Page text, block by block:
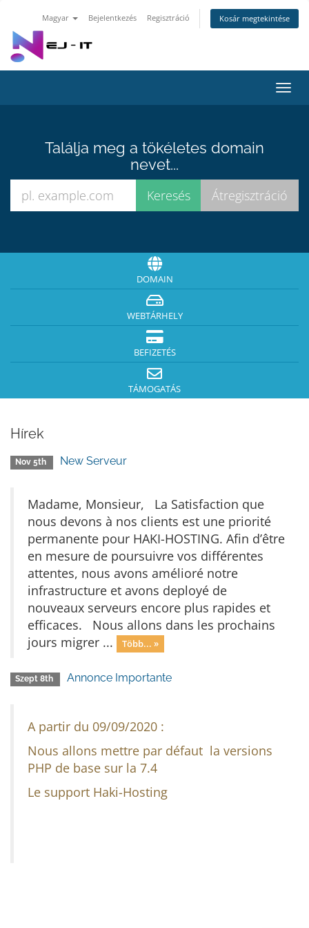
Magyar Bejelentkezés Regisztráció Kosár megtekintése
a
Találja meg a tökéletes domain
nevet...
DOMAIN
WEBTÁRHELY
BEFIZETÉS
TÁMOGATÁS
Hírek
Nov 5th New Serveur
Madame, Monsieur, La Satisfaction que
nous devons à nos clients est une priorité
permanente pour HAKI-HOSTING. Afin d’être
en mesure de poursuivre vos différentes
attentes, nous avons amélioré notre
infrastructure et avons deployé de
nouveaux serveurs encore plus rapides et
efficaces. Nous allons dans les prochains
jours migrer ...
Több... »
Szept 8th Annonce Importante
A partir du 09/09/2020 :
Nous allons mettre par défaut la versions
PHP de base sur la 7.4
Le support Haki-Hosting